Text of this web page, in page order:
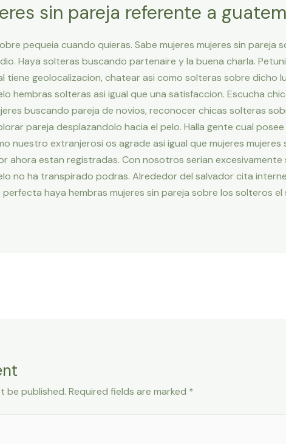
sin pareja referente a
pequeia cuando quieras. Sabe mujeres mujeres sin pareja
Haya solteras buscando partenaire y la buena charla.
tiene geolocalizacion, chatear asi­ como solteras sobre dicho
hembras solteras asi­ igual que una satisfaccion. Escucha
buscando pareja de novios, reconocer chicas solteras
pareja desplazandolo hacia el pelo. Halla gente cual posee
nuestro extranjerosi os agrade asi­ igual que mujeres
ahora estan registradas. Con nosotros seri­an excesivamente
no ha transpirado podras. Alrededor del salvador cita
haya hembras mujeres sin pareja sobre los solteros el
be published. Required fields are marked *